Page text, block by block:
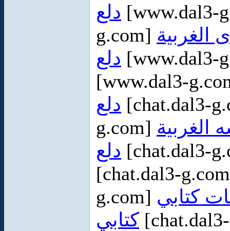
دلع [www.dal3-
g.com] الغربية
دلع [www.dal3-
[www.dal3-
دلع [chat.dal3-
g.com] الغربية
دلع [chat.dal3-
[chat.dal3-
g.com] كتابي
كتابي